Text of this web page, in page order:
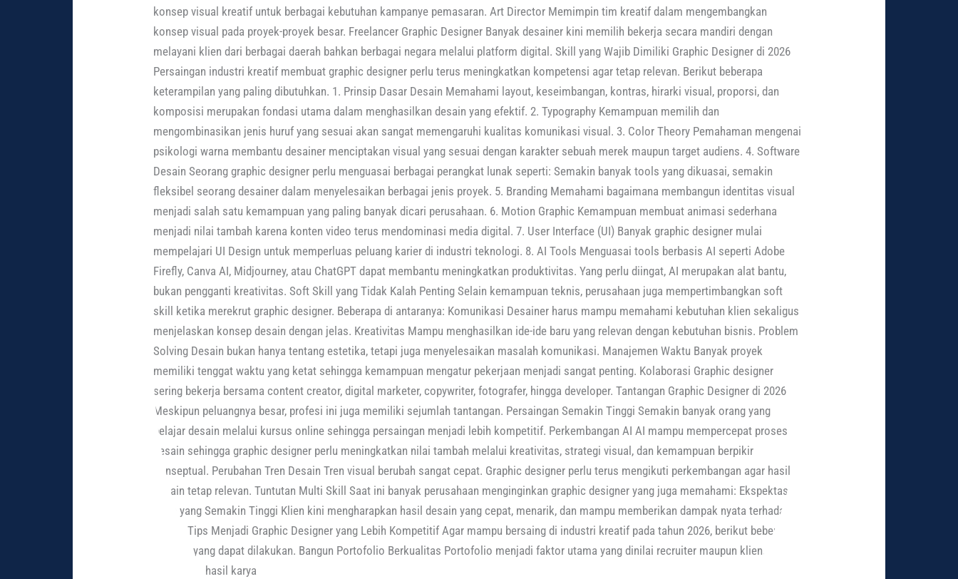
konsep visual kreatif untuk berbagai kebutuhan kampanye pemasaran. Art Director Memimpin tim kreatif dalam mengembangkan
konsep visual pada proyek-proyek besar. Freelancer Graphic Designer Banyak desainer kini memilih bekerja secara mandiri dengan
melayani klien dari berbagai daerah bahkan berbagai negara melalui platform digital. Skill yang Wajib Dimiliki Graphic Designer di 2026
Persaingan industri kreatif membuat graphic designer perlu terus meningkatkan kompetensi agar tetap relevan. Berikut beberapa
keterampilan yang paling dibutuhkan. 1. Prinsip Dasar Desain Memahami layout, keseimbangan, kontras, hirarki visual, proporsi, dan
komposisi merupakan fondasi utama dalam menghasilkan desain yang efektif. 2. Typography Kemampuan memilih dan
mengombinasikan jenis huruf yang sesuai akan sangat memengaruhi kualitas komunikasi visual. 3. Color Theory Pemahaman mengenai
psikologi warna membantu desainer menciptakan visual yang sesuai dengan karakter sebuah merek maupun target audiens. 4. Software
Desain Seorang graphic designer perlu menguasai berbagai perangkat lunak seperti: Semakin banyak tools yang dikuasai, semakin
fleksibel seorang desainer dalam menyelesaikan berbagai jenis proyek. 5. Branding Memahami bagaimana membangun identitas visual
menjadi salah satu kemampuan yang paling banyak dicari perusahaan. 6. Motion Graphic Kemampuan membuat animasi sederhana
menjadi nilai tambah karena konten video terus mendominasi media digital. 7. User Interface (UI) Banyak graphic designer mulai
mempelajari UI Design untuk memperluas peluang karier di industri teknologi. 8. AI Tools Menguasai tools berbasis AI seperti Adobe
Firefly, Canva AI, Midjourney, atau ChatGPT dapat membantu meningkatkan produktivitas. Yang perlu diingat, AI merupakan alat bantu,
bukan pengganti kreativitas. Soft Skill yang Tidak Kalah Penting Selain kemampuan teknis, perusahaan juga mempertimbangkan soft
skill ketika merekrut graphic designer. Beberapa di antaranya: Komunikasi Desainer harus mampu memahami kebutuhan klien sekaligus
menjelaskan konsep desain dengan jelas. Kreativitas Mampu menghasilkan ide-ide baru yang relevan dengan kebutuhan bisnis. Problem
Solving Desain bukan hanya tentang estetika, tetapi juga menyelesaikan masalah komunikasi. Manajemen Waktu Banyak proyek
memiliki tenggat waktu yang ketat sehingga kemampuan mengatur pekerjaan menjadi sangat penting. Kolaborasi Graphic designer
sering bekerja bersama content creator, digital marketer, copywriter, fotografer, hingga developer. Tantangan Graphic Designer di 2026
Meskipun peluangnya besar, profesi ini juga memiliki sejumlah tantangan. Persaingan Semakin Tinggi Semakin banyak orang yang
belajar desain melalui kursus online sehingga persaingan menjadi lebih kompetitif. Perkembangan AI AI mampu mempercepat proses
desain sehingga graphic designer perlu meningkatkan nilai tambah melalui kreativitas, strategi visual, dan kemampuan berpikir
konseptual. Perubahan Tren Desain Tren visual berubah sangat cepat. Graphic designer perlu terus mengikuti perkembangan agar hasil
desain tetap relevan. Tuntutan Multi Skill Saat ini banyak perusahaan menginginkan graphic designer yang juga memahami: Ekspektasi
Klien yang Semakin Tinggi Klien kini mengharapkan hasil desain yang cepat, menarik, dan mampu memberikan dampak nyata terhadap
bisnis. Tips Menjadi Graphic Designer yang Lebih Kompetitif Agar mampu bersaing di industri kreatif pada tahun 2026, berikut beberapa
langkah yang dapat dilakukan. Bangun Portofolio Berkualitas Portofolio menjadi faktor utama yang dinilai recruiter maupun klien.
Tampilkan hasil karya